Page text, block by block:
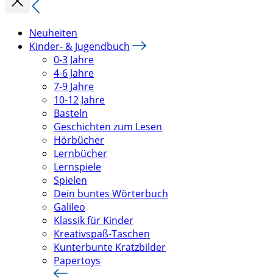
Neuheiten
Kinder- & Jugendbuch
0-3 Jahre
4-6 Jahre
7-9 Jahre
10-12 Jahre
Basteln
Geschichten zum Lesen
Hörbücher
Lernbücher
Lernspiele
Spielen
Dein buntes Wörterbuch
Galileo
Klassik für Kinder
Kreativspaß-Taschen
Kunterbunte Kratzbilder
Papertoys